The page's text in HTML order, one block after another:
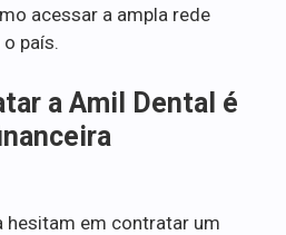
acessar a ampla rede
país.
a Amil Dental é
hesitam em contratar um